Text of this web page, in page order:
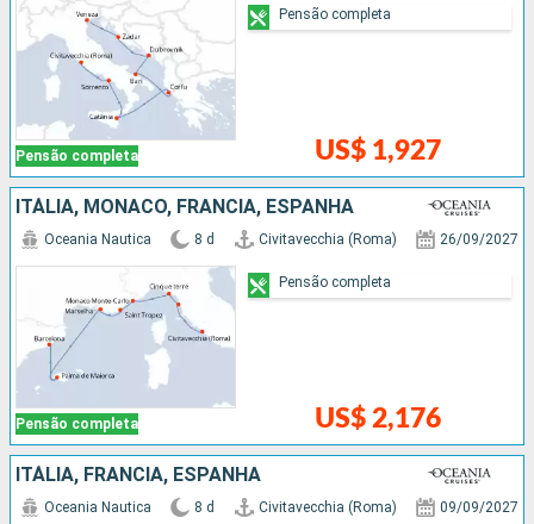
Pensão completa US$ 1,927
Pensão completa
ITÁLIA, MÔNACO, FRANCIA, ESPANHA
Pensão completa
Oceania Nautica 8 d Civitavecchia (Roma) 26/09/2027
US$ 2,176
Pensão completa
ITÁLIA, FRANCIA, ESPANHA
Oceania Nautica 8 d Civitavecchia (Roma) 09/09/2027